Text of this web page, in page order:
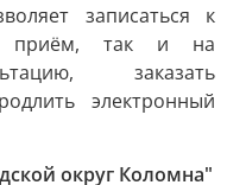
записаться к
так и на
заказать
электронный
округ Коломна"